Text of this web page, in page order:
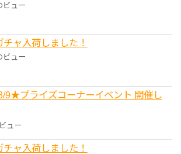
ビュー
チャ入荷しました！
ビュー
9★プライズコーナーイベント 開催し
ュー
チャ入荷しました！